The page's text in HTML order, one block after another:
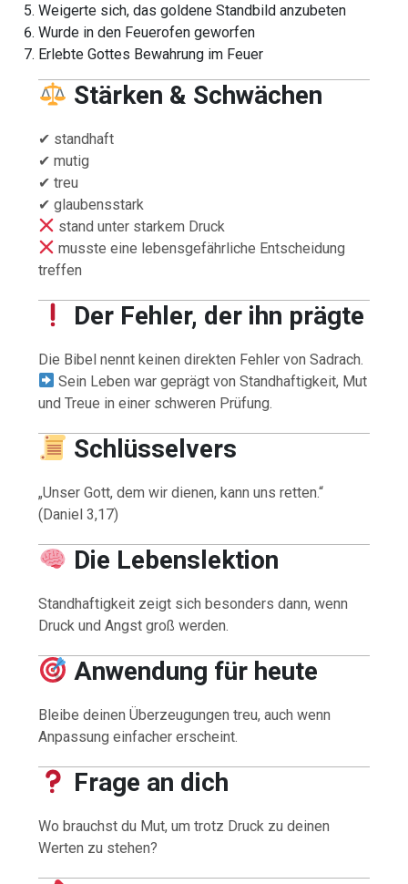
Weigerte sich, das goldene Standbild anzubeten
Wurde in den Feuerofen geworfen
Erlebte Gottes Bewahrung im Feuer
Stärken & Schwächen
✔ standhaft
✔ mutig
✔ treu
✔ glaubensstark
stand unter starkem Druck
musste eine lebensgefährliche Entscheidung
treffen
Der Fehler, der ihn prägte
Die Bibel nennt keinen direkten Fehler von Sadrach.
Sein Leben war geprägt von Standhaftigkeit, Mut
und Treue in einer schweren Prüfung.
Schlüsselvers
„Unser Gott, dem wir dienen, kann uns retten.“
(Daniel 3,17)
Die Lebenslektion
Standhaftigkeit zeigt sich besonders dann, wenn
Druck und Angst groß werden.
Anwendung für heute
Bleibe deinen Überzeugungen treu, auch wenn
Anpassung einfacher erscheint.
Frage an dich
Wo brauchst du Mut, um trotz Druck zu deinen
Werten zu stehen?